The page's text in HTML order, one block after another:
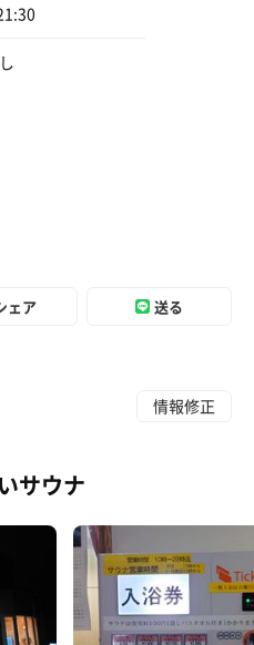
ェア 送る
情報修正
サウナ